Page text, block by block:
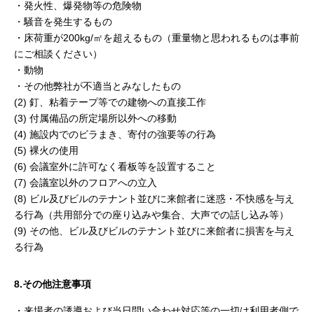
・発火性、爆発物等の危険物
・騒音を発生するもの
・床荷重が200kg/㎡を超えるもの（重量物と思われるものは事前
にご相談ください）
・動物
・その他弊社が不適当とみなしたもの
(2) 釘、粘着テープ等での建物への直接工作
(3) 付属備品の所定場所以外への移動
(4) 施設内でのビラまき、寄付の強要等の行為
(5) 裸火の使用
(6) 会議室外に許可なく看板等を設置すること
(7) 会議室以外のフロアへの立入
(8) ビル及びビルのテナント並びに来館者に迷惑・不快感を与え
る行為（共用部分での座り込みや集合、大声での話し込み等）
(9) その他、ビル及びビルのテナント並びに来館者に損害を与え
る行為
8.その他注意事項